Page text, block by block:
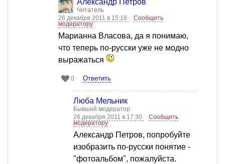
Александр Петров
Читатель
26 декабря 2011 в 15:18
Сообщить
модератору
Марианна Власова, да я понимаю,
что теперь по-русски уже не модно
выражаться
0 Ответить
Люба Мельник
Бывший модератор
26 декабря 2011 в 17:30
Сообщить
модератору
Александр Петров, попробуйте
изобразить по-русски понятие -
"фотоальбом", пожалуйста.